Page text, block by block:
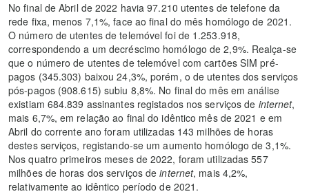
No final de Abril de 2022 havia 97.210 utentes de telefone da
rede fixa, menos 7,1%, face ao final do mês homólogo de 2021.
O número de utentes de telemóvel foi de 1.253.918,
correspondendo a um decréscimo homólogo de 2,9%. Realça-se
que o número de utentes de telemóvel com cartões SIM pré-
pagos (345.303) baixou 24,3%, porém, o de utentes dos serviços
pós-pagos (908.615) subiu 8,8%. No final do mês em análise
existiam 684.839 assinantes registados nos serviços de internet,
mais 6,7%, em relação ao final do idêntico mês de 2021 e em
Abril do corrente ano foram utilizadas 143 milhões de horas
destes serviços, registando-se um aumento homólogo de 3,1%.
Nos quatro primeiros meses de 2022, foram utilizadas 557
milhões de horas dos serviços deinternet, mais 4,2%,
relativamente ao idêntico período de 2021.